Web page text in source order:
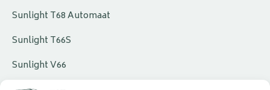
Sunlight T68 Automaat
Sunlight T66S
Sunlight V66